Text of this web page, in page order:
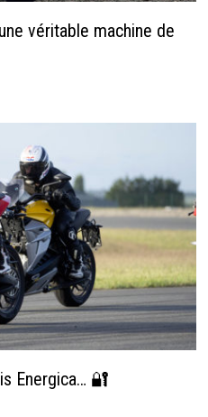
véritable machine de
Energica… 🔐